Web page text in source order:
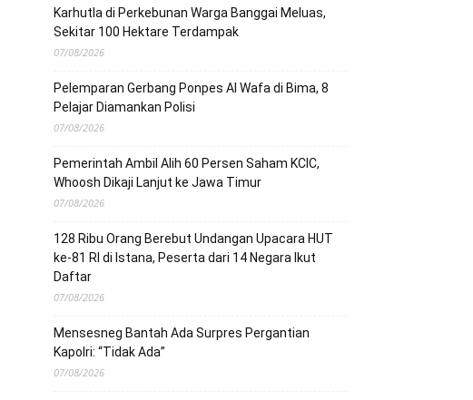
Karhutla di Perkebunan Warga Banggai Meluas,
Sekitar 100 Hektare Terdampak
07/08/2026
Pelemparan Gerbang Ponpes Al Wafa di Bima, 8
Pelajar Diamankan Polisi
07/08/2026
Pemerintah Ambil Alih 60 Persen Saham KCIC,
Whoosh Dikaji Lanjut ke Jawa Timur
07/08/2026
128 Ribu Orang Berebut Undangan Upacara HUT
ke-81 RI di Istana, Peserta dari 14 Negara Ikut
Daftar
07/08/2026
Mensesneg Bantah Ada Surpres Pergantian
Kapolri: “Tidak Ada”
07/08/2026